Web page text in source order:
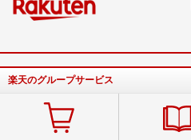
楽天のグループサービス